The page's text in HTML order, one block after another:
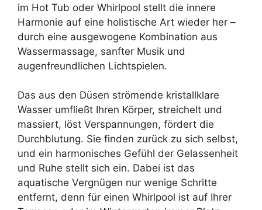
im Hot Tub oder Whirlpool stellt die innere
Harmonie auf eine holistische Art wieder her –
durch eine ausgewogene Kombination aus
Wassermassage, sanfter Musik und
augenfreundlichen Lichtspielen.
Das aus den Düsen strömende kristallklare
Wasser umfließt Ihren Körper, streichelt und
massiert, löst Verspannungen, fördert die
Durchblutung. Sie finden zurück zu sich selbst,
und ein harmonisches Gefühl der Gelassenheit
und Ruhe stellt sich ein. Dabei ist das
aquatische Vergnügen nur wenige Schritte
entfernt, denn für einen Whirlpool ist auf Ihrer